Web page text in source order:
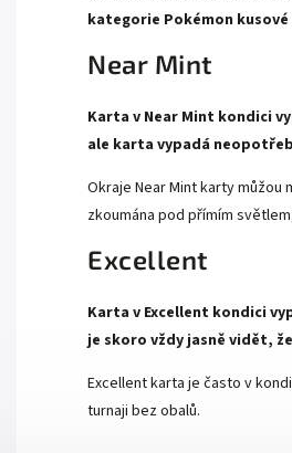
kategorie Pokémon
Near Mint
Karta v Near Mint kondici
ale karta vypadá
Okraje Near Mint karty
zkoumána pod přímím
Excellent
Karta v Excellent kondici
je skoro vždy jasně vidět,
Excellent karta je často v
turnaji bez obalů.